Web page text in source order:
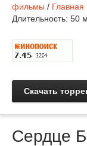
фильмы / Главная
Длительность: 50
Скачать
Сердце